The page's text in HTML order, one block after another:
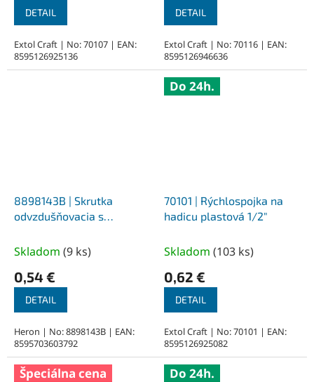
DETAIL
Extol Craft | No: 70107 | EAN:
8595126925136
DETAIL
Extol Craft | No: 70116 | EAN:
8595126946636
8898143B | Skrutka
odvzdušňovacia s
8898143
Skladom (9 ks)
0,54 €
DETAIL
Heron | No: 8898143B | EAN:
8595703603792
Do 24h.
70101 | Rýchlospojka na
hadicu plastová 1/2″
Skladom (103 ks)
0,62 €
DETAIL
Extol Craft | No: 70101 | EAN:
8595126925082
Špeciálna cena
Do 24h.